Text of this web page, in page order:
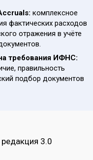
комплексное
фактических расходов
отражения в учёте
требования ИФНС:
правильность
подбор документов
3.0